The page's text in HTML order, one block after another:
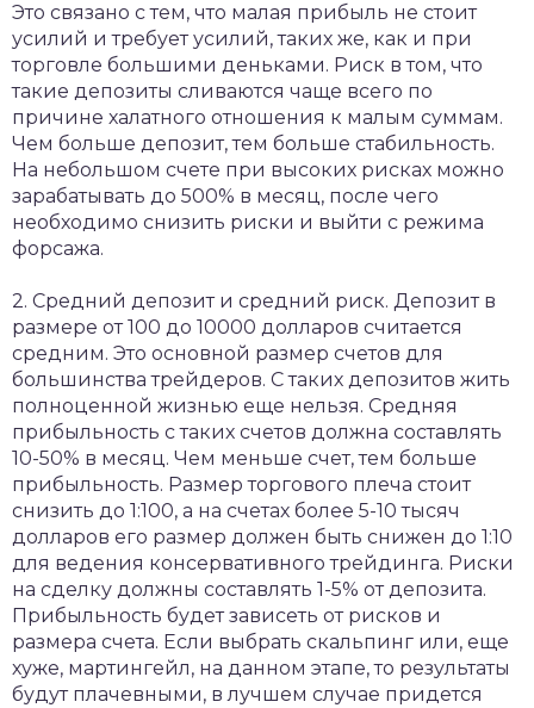
Это связано с тем, что малая прибыль не стоит
усилий и требует усилий, таких же, как и при
торговле большими деньками. Риск в том, что
такие депозиты сливаются чаще всего по
причине халатного отношения к малым суммам.
Чем больше депозит, тем больше стабильность.
На небольшом счете при высоких рисках можно
зарабатывать до 500% в месяц, после чего
необходимо снизить риски и выйти с режима
форсажа.
2. Средний депозит и средний риск. Депозит в
размере от 100 до 10000 долларов считается
средним. Это основной размер счетов для
большинства трейдеров. С таких депозитов жить
полноценной жизнью еще нельзя. Средняя
прибыльность с таких счетов должна составлять
10-50% в месяц. Чем меньше счет, тем больше
прибыльность. Размер торгового плеча стоит
снизить до 1:100, а на счетах более 5-10 тысяч
долларов его размер должен быть снижен до 1:10
для ведения консервативного трейдинга. Риски
на сделку должны составлять 1-5% от депозита.
Прибыльность будет зависеть от рисков и
размера счета. Если выбрать скальпинг или, еще
хуже, мартингейл, на данном этапе, то результаты
будут плачевными, в лучшем случае придется